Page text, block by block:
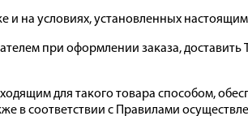
и на условиях, установленных
при оформлении заказа,
для такого товара способом,
в соответствии с Правилами